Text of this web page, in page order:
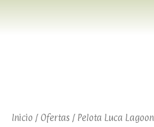
Inicio / Ofertas / Pelota Luca Lagoon